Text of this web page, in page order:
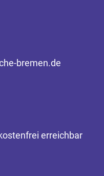
bremen.de
erreichbar